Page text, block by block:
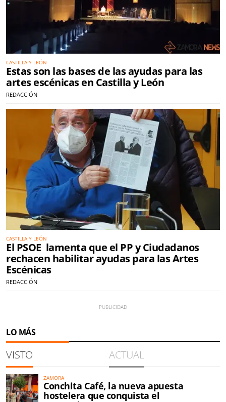
CASTILLA Y LEÓN
Estas son las bases de las ayudas para las
artes escénicas en Castilla y León
REDACCIÓN
CASTILLA Y LEÓN
El PSOE lamenta que el PP y Ciudadanos
rechacen habilitar ayudas para las Artes
Escénicas
REDACCIÓN
LO MÁS
VISTO ACTUAL
ZAMORA
Conchita Café, la nueva apuesta
hostelera que conquista el